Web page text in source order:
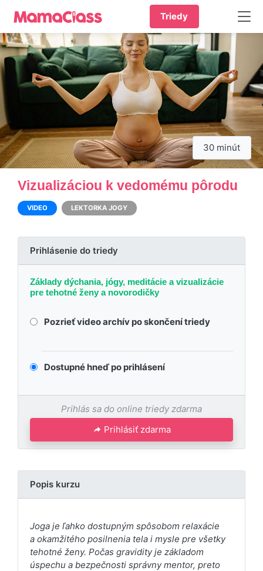
Triedy
30 minút
Vizualizáciou k vedomému pôrodu
VIDEO LEKTORKA JOGY
Prihlásenie do triedy
Základy dýchania, jógy, meditácie a vizualizácie
pre tehotné ženy a novorodičky
Pozrieť video archív po skončení triedy
Dostupné hneď po prihlásení
Prihlás sa do online triedy zdarma
Prihlásiť zdarma
Popis kurzu
Joga je ľahko dostupným spôsobom relaxácie
a okamžitého posilnenia tela i mysle pre všetky
tehotné ženy. Počas gravidity je základom
úspechu a bezpečnosti správny mentor, preto